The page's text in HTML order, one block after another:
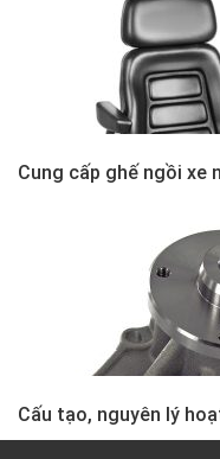
Cung cấp ghế ngồi xe
Cấu tạo, nguyên lý